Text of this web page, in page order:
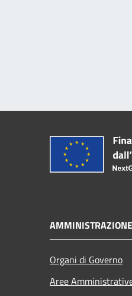
AMMINISTRAZIONE
Organi di Governo
Aree